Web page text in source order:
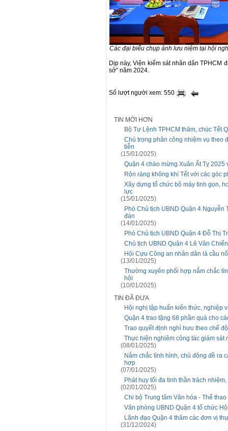
Các đại biểu chụp ảnh lưu niệm tại hội
Dịp này, Viện kiểm sát nhân dân TPHCM
sở” năm 2024.
Số lượt người xem: 550
TIN MỚI HƠN
Bộ Tư Lệnh TPHCM thăm, chúc Tết
Chú trọng phân công nhiệm vụ theo
tiễn
(15/01/2025)
Quận 4 chào mừng Xuân Ất Tỵ
Rộn ràng không khí Tết với các góc
Xây dựng tổ chức bộ máy tinh gọn,
lực
(15/01/2025)
Phó Chủ tịch UBND Quận 4
đán
(14/01/2025)
Phó Chủ tịch UBND Quận 4 Đỗ Thị
Chủ tịch UBND Quận 4 Lê Văn
Hội Cựu Công an nhân dân là cầu
(13/01/2025)
Thường xuyên phối hợp nắm chắc
hội
(10/01/2025)
TIN ĐÃ ĐƯA
Hội nghị tập huấn kiến thức, nghiệp
Quận 4 trao tặng 68 phần quà cho
Trao quyết định nghỉ hưu theo chế
Thực hiện nghiêm công tác giám sát
(08/01/2025)
Nắm chắc tình hình, chủ động đề ra
hợp
(07/01/2025)
Phát huy tối đa tinh thần trách
(02/01/2025)
Chi bộ Trung tâm Văn hóa - Thể
Văn phòng UBND Quận 4 tổ chức
Lãnh đạo Quận 4 thăm các đơn vị
(31/12/2024)